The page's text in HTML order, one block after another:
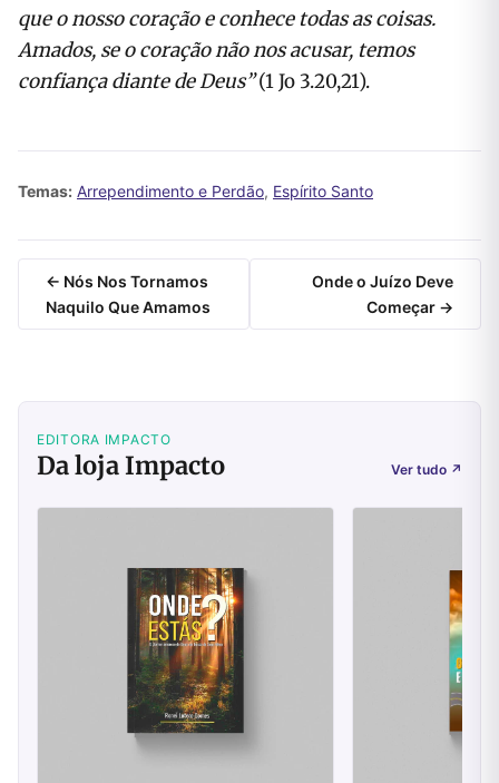
que o nosso coração e conhece todas as coisas.
Amados, se o coração não nos acusar, temos
confiança diante de Deus”(1 Jo 3.20,21).
Temas: Arrependimento e Perdão, Espírito Santo
← Nós Nos Tornamos
Naquilo Que Amamos
Onde o Juízo Deve
Começar →
EDITORA IMPACTO
Da loja Impacto Ver tudo ↗